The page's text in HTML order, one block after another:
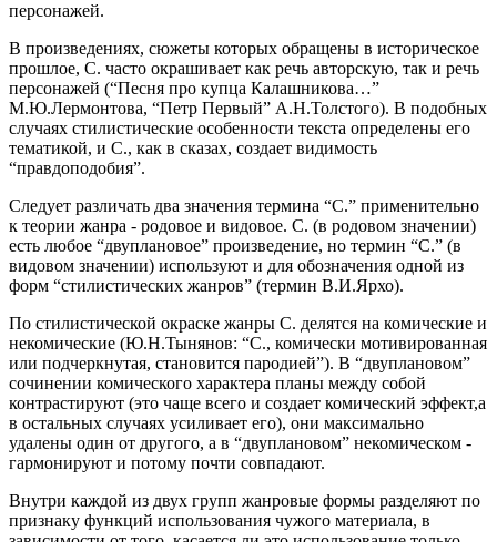
персонажей.
В произведениях, сюжеты которых обращены в историческое
прошлое, С. часто окрашивает как речь авторскую, так и речь
персонажей (“Песня про купца Калашникова…”
М.Ю.Лермонтова, “Петр Первый” А.Н.Толстого). В подобных
случаях стилистические особенности текста определены его
тематикой, и С., как в сказах, создает видимость
“правдоподобия”.
Следует различать два значения термина “С.” применительно
к теории жанра - родовое и видовое. С. (в родовом значении)
есть любое “двуплановое” произведение, но термин “С.” (в
видовом значении) используют и для обозначения одной из
форм “стилистических жанров” (термин В.И.Ярхо).
По стилистической окраске жанры С. делятся на комические и
некомические (Ю.Н.Тынянов: “С., комически мотивированная
или подчеркнутая, становится пародией”). В “двуплановом”
сочинении комического характера планы между собой
контрастируют (это чаще всего и создает комический эффект,а
в остальных случаях усиливает его), они максимально
удалены один от другого, а в “двуплановом” некомическом -
гармонируют и потому почти совпадают.
Внутри каждой из двух групп жанровые формы разделяют по
признаку функций использования чужого материала, в